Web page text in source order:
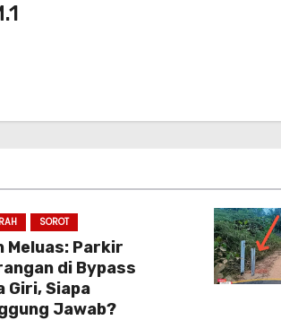
SOROT
Meluas: Parkir
di Bypass
Giri, Siapa
Jawab?